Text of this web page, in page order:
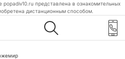
popadiv10.ru представлена в ознакомительных
дистанционным способом.